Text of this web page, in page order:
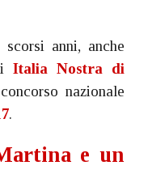
anni, anche
Italia Nostra di
nazionale
.
e un